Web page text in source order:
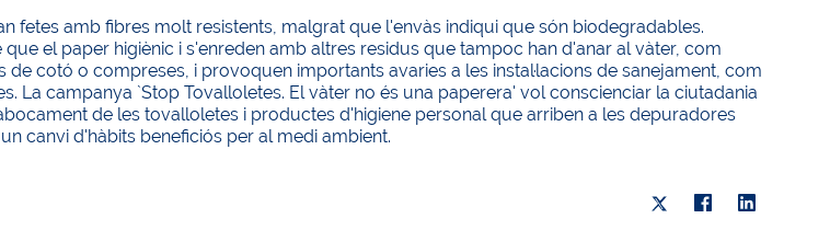
fetes amb fibres molt resistents, malgrat que l'envàs indiqui que són biodegradables.
el paper higiènic i s'enreden amb altres residus que tampoc han d'anar al vàter, com
cotó o compreses, i provoquen importants avaries a les instal·lacions de sanejament, com
La campanya `Stop Tovalloletes. El vàter no és una paperera' vol conscienciar la ciutadania
de les tovalloletes i productes d'higiene personal que arriben a les depuradores
canvi d'hàbits beneficiós per al medi ambient.